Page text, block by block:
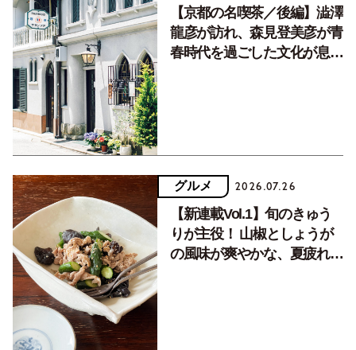
【京都の名喫茶／後編】澁澤
龍彦が訪れ、森見登美彦が青
春時代を過ごした文化が息づ
グルメ 2026.07.26
【新連載Vol.1】旬のきゅう
りが主役！ 山椒としょうが
の風味が爽やかな、夏疲れを